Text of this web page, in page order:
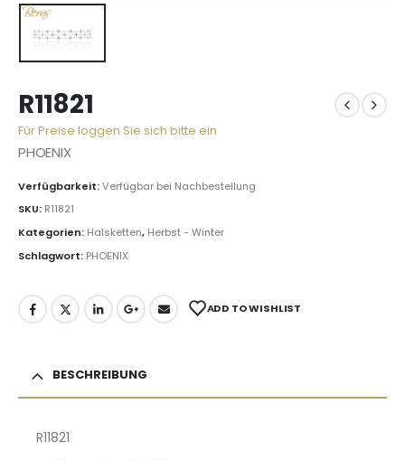
R11821
Für Preise loggen Sie sich bitte ein
PHOENIX
Verfügbarkeit:Verfügbar bei Nachbestellung
SKU: R11821
Kategorien: Halsketten, Herbst - Winter
Schlagwort: PHOENIX
ADD TO WISHLIST
BESCHREIBUNG
R11821